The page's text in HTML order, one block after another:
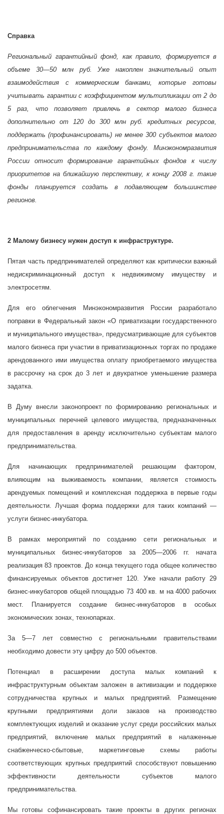
Справка
Региональный гарантийный фонд, как правило, формируется в
объеме 30—50 млн руб. Уже накоплен значительный опыт
взаимодействия с коммерческим банками, которые готовы
учитывать гарантии с коэффициентом мультипликации от 2 до
5 раз, что позволяет привлечь в сектор малого бизнеса
дополнительно от 120 до 300 млн руб. кредитных ресурсов,
поддержать (профинансировать) не менее 300 субъектов малого
предпринимательства по каждому фонду. Минэкономразвития
России относит формирование гарантийных фондов к числу
приоритетов на ближайшую перспективу, к концу 2008 г. такие
фонды планируется создать в подавляющем большинстве
регионов.
2 Малому бизнесу нужен доступ к инфраструктуре.
Пятая часть предпринимателей определяют как критически важный
недискриминационный доступ к недвижимому имуществу и
электросетям.
Для его облегчения Минэкономразвития России разработало
поправки в Федеральный закон «О приватизации государственного
и муниципального имущества», предусматривающие для субъектов
малого бизнеса при участии в приватизационных торгах по продаже
арендованного ими имущества оплату приобретаемого имущества
в рассрочку на срок до 3 лет и двукратное уменьшение размера
задатка.
В Думу внесли законопроект по формированию региональных и
муниципальных перечней целевого имущества, предназначенных
для предоставления в аренду исключительно субъектам малого
предпринимательства.
Для начинающих предпринимателей решающим фактором,
влияющим на выживаемость компании, является стоимость
арендуемых помещений и комплексная поддержка в первые годы
деятельности. Лучшая форма поддержки для таких компаний —
услуги бизнес-инкубатора.
В рамках мероприятий по созданию сети региональных и
муниципальных бизнес-инкубаторов за 2005—2006 гг. начата
реализация 83 проектов. До конца текущего года общее количество
финансируемых объектов достигнет 120. Уже начали работу 29
бизнес-инкубаторов общей площадью 73 400 кв. м на 4000 рабочих
мест. Планируется создание бизнес-инкубаторов в особых
экономических зонах, технопарках.
За 5—7 лет совместно с региональными правительствами
необходимо довести эту цифру до 500 объектов.
Потенциал в расширении доступа малых компаний к
инфраструктурным объектам заложен в активизации и поддержке
сотрудничества крупных и малых предприятий. Размещение
крупными предприятиями доли заказов на производство
комплектующих изделий и оказание услуг среди российских малых
предприятий, включение малых предприятий в налаженные
снабженческо-сбытовые, маркетинговые схемы работы
соответствующих крупных предприятий способствуют повышению
эффективности деятельности субъектов малого
предпринимательства.
Мы готовы софинансировать такие проекты в других регионах